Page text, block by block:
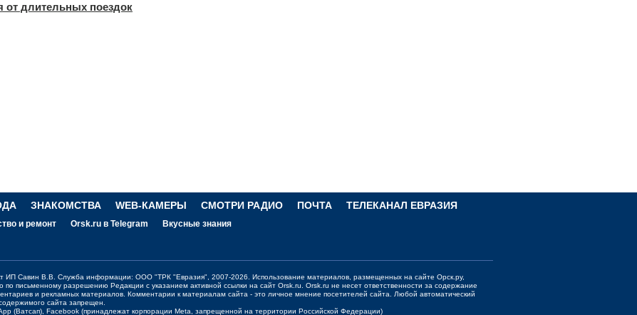
от длительных поездок
ЗНАКОМСТВА WEB-КАМЕРЫ СМОТРИ РАДИО ПОЧТА ТЕЛЕКАНАЛ ЕВРАЗИЯ
и ремонт Orsk.ru в Telegram Вкусные знания
ИП Савин В.В. Служба информации: ООО "ТРК "Евразия", 2007-2026. Использование материалов, размещенных на сайте Орск.ру,
по письменному разрешению Редакции с указанием активной ссылки на сайт Orsk.ru Orsk.ru не несет ответственности за содержание
и рекламных материалов. Комментарии к материалам сайта - это личное мнение посетителей сайта. Любой автоматический
сайта запрещен.
(Ватсап), Facebook (принадлежат корпорации Meta, запрещенной на территории Российской Федерации)